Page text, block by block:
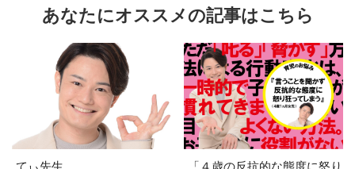
あなたにオススメの記事はこちら
てぃ先生 「４歳の反抗的な態度に怒り